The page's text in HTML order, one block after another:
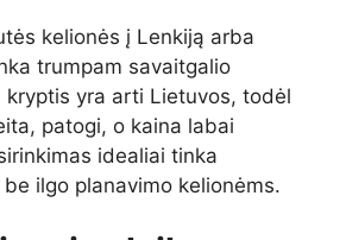
kelionės į Lenkiją arba
trumpam savaitgalio
kryptis yra arti Lietuvos, todėl
patogi, o kaina labai
idealiai tinka
ilgo planavimo kelionėms.